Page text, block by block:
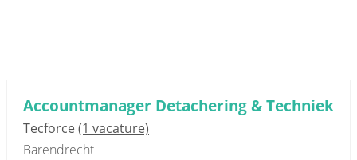
Accountmanager Detachering & Techniek
Tecforce(1 vacature)
Barendrecht